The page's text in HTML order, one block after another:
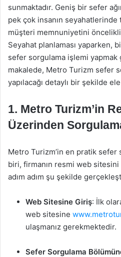
sunmaktadır. Geniş bir sefer
pek çok insanın
müşteri memnuniyetini
Seyahat planlaması yaparken,
sefer sorgulama işlemi yapmak
makalede, Metro Turizm sefer
yapılacağı detaylı bir şekilde ele
1. Metro Turizm’in
Üzerinden
Metro Turizm’in en pratik
biri, firmanın resmi web sitesini
adım adım şu şekilde
Web Sitesine Giriş: İlk
web sitesine
ulaşmanız gerekmektedir.
Sefer Sorgulama